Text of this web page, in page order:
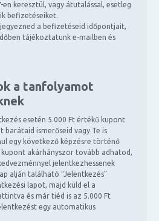
en keresztül, vagy átutalással, esetleg
befizetéseiket.
a befizetéseid időpontjait,
tájékoztatunk e-mailben és
a tanfolyamot
esetén 5.000 Ft értékű kupont
barátaid ismerőseid vagy Te is
egy következő képzésre történő
akárhányszor tovább adhatod,
jelentkezhessenek
alján található "Jelentkezés"
lapot, majd küld el a
és már tiéd is az 5.000 Ft
egy automatikus